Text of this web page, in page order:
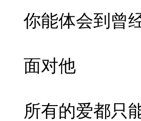
你能体会到曾
面对他
所有的爱都只